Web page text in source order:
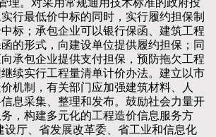
。对采用常规通用技术标准的政府投
行最低价中标的同时，实行履约担保制
标；承包企业可以银行保函、建筑工程
的形式，向建设单位提供履约担保；同
承包企业提供支付担保，预防拖欠工程
续实行工程量清单计价办法。建立以市
机制，有关部门应加强建筑材料、人
息采集、整理和发布。鼓励社会力量开
，构建多元化的工程造价信息服务方
设厅、省发展改革委、省工业和信息化